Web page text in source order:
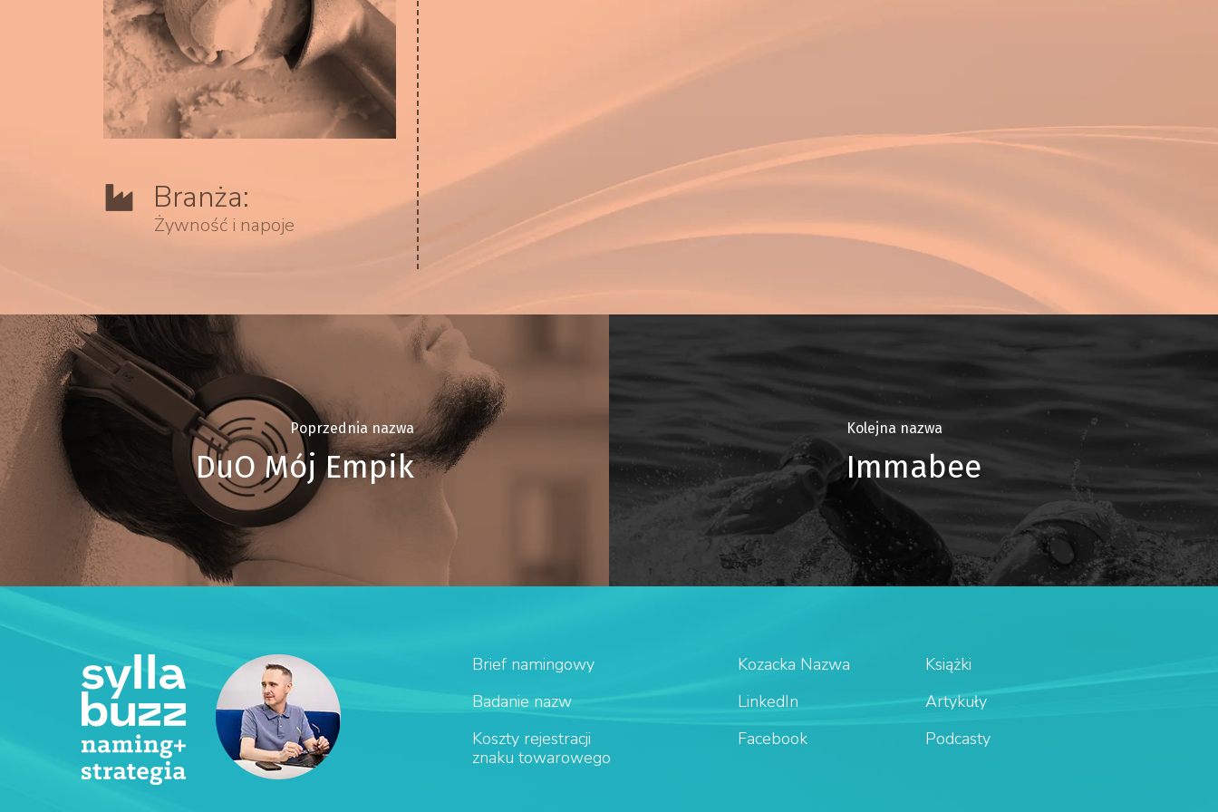
Branża:
Żywność i napoje
Poprzednia nazwa
DuO Mój Empik
Kolejna nazwa
Immabee
Brief namingowy
Badanie nazw
Koszty rejestracji
znaku towarowego
Kozacka Nazwa
LinkedIn
Facebook
Książki
Artykuły
Podcasty